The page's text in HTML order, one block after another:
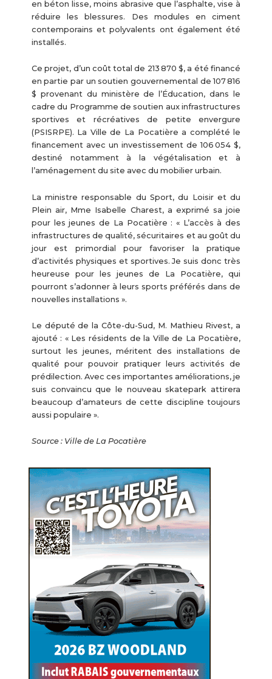
en béton lisse, moins abrasive que l’asphalte, vise à
réduire les blessures. Des modules en ciment
contemporains et polyvalents ont également été
installés.
Ce projet, d’un coût total de 213 870 $, a été financé
en partie par un soutien gouvernemental de 107 816
$ provenant du ministère de l’Éducation, dans le
cadre du Programme de soutien aux infrastructures
sportives et récréatives de petite envergure
(PSISRPE). La Ville de La Pocatière a complété le
financement avec un investissement de 106 054 $,
destiné notamment à la végétalisation et à
l’aménagement du site avec du mobilier urbain.
La ministre responsable du Sport, du Loisir et du
Plein air, Mme Isabelle Charest, a exprimé sa joie
pour les jeunes de La Pocatière : « L’accès à des
infrastructures de qualité, sécuritaires et au goût du
jour est primordial pour favoriser la pratique
d’activités physiques et sportives. Je suis donc très
heureuse pour les jeunes de La Pocatière, qui
pourront s’adonner à leurs sports préférés dans de
nouvelles installations ».
Le député de la Côte-du-Sud, M. Mathieu Rivest, a
ajouté : « Les résidents de la Ville de La Pocatière,
surtout les jeunes, méritent des installations de
qualité pour pouvoir pratiquer leurs activités de
prédilection. Avec ces importantes améliorations, je
suis convaincu que le nouveau skatepark attirera
beaucoup d’amateurs de cette discipline toujours
aussi populaire ».
Source : Ville de La Pocatière